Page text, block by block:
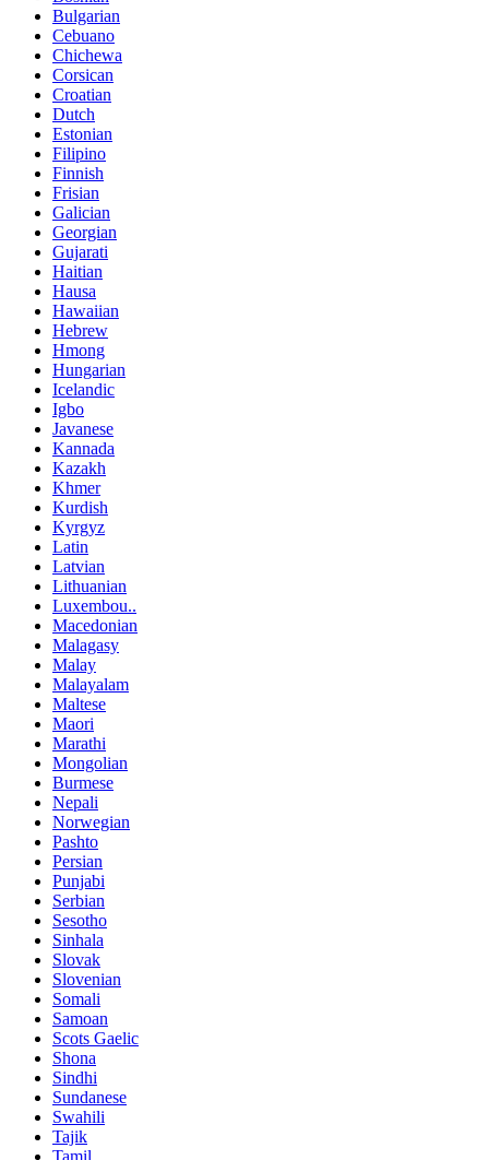
Bulgarian
Cebuano
Chichewa
Corsican
Croatian
Dutch
Estonian
Filipino
Finnish
Frisian
Galician
Georgian
Gujarati
Haitian
Hausa
Hawaiian
Hebrew
Hmong
Hungarian
Icelandic
Igbo
Javanese
Kannada
Kazakh
Khmer
Kurdish
Kyrgyz
Latin
Latvian
Lithuanian
Luxembou..
Macedonian
Malagasy
Malay
Malayalam
Maltese
Maori
Marathi
Mongolian
Burmese
Nepali
Norwegian
Pashto
Persian
Punjabi
Serbian
Sesotho
Sinhala
Slovak
Slovenian
Somali
Samoan
Scots Gaelic
Shona
Sindhi
Sundanese
Swahili
Tajik